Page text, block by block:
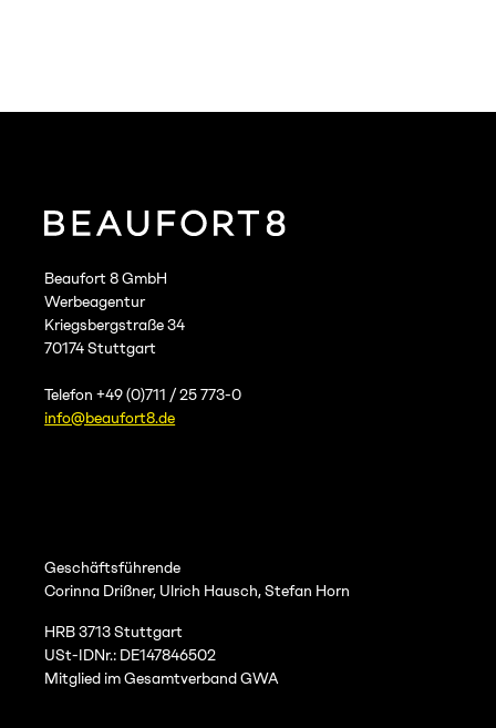
Beaufort 8 GmbH
Werbeagentur
Kriegsbergstraße 34
70174 Stuttgart
Telefon +49 (0)711 / 25 773-0
info@beaufort8.de
Geschäftsführende
Corinna Drißner, Ulrich Hausch, Stefan Horn
HRB 3713 Stuttgart
USt-IDNr.: DE147846502
Mitglied im Gesamtverband GWA